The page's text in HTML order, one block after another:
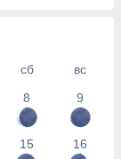
сб
вс
8 9
15 16